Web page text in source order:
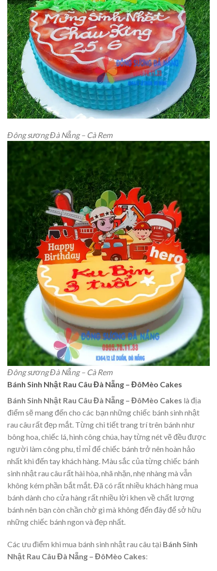
Đông sương Đà Nẵng – Cà Rem
Đông sương Đà Nẵng – Cà Rem
Bánh Sinh Nhật Rau Câu Đà Nẵng – ĐôMèo Cakes
Bánh Sinh Nhật Rau Câu Đà Nẵng – ĐôMèo Cakes là địa
điểm sẽ mang đến cho các bạn những chiếc bánh sinh nhật
rau câu rất đẹp mắt. Từng chi tiết trang trí trên bánh như
bông hoa, chiếc lá, hình công chúa, hay từng nét vẽ đều được
người làm công phu, tỉ mỉ để chiếc bánh trở nên hoàn hảo
nhất khi đến tay khách hàng. Màu sắc của từng chiếc bánh
sinh nhật rau câu rất hài hòa, nhã nhặn, nhẹ nhàng mà vẫn
không kém phần bắt mắt. Đã có rất nhiều khách hàng mua
bánh dành cho cửa hàng rất nhiều lời khen về chất lượng
bánh nên bạn còn chần chờ gì mà không đến đây để sở hữu
những chiếc bánh ngon và đẹp nhất.
Các ưu điểm khi mua bánh sinh nhật rau câu tại Bánh Sinh
Nhật Rau Câu Đà Nẵng – ĐôMèo Cakes: